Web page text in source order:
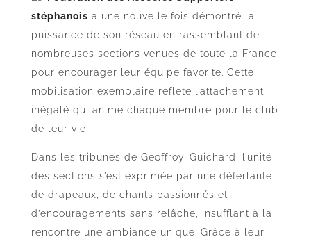
stéphanois a une nouvelle fois démontré la
puissance de son réseau en rassemblant de
nombreuses sections venues de toute la France
pour encourager leur équipe favorite. Cette
mobilisation exemplaire reflète l’attachement
inégalé qui anime chaque membre pour le club
de leur vie.
Dans les tribunes de Geoffroy-Guichard, l’unité
des sections s’est exprimée par une déferlante
de drapeaux, de chants passionnés et
d’encouragements sans relâche, insufflant à la
rencontre une ambiance unique. Grâce à leur